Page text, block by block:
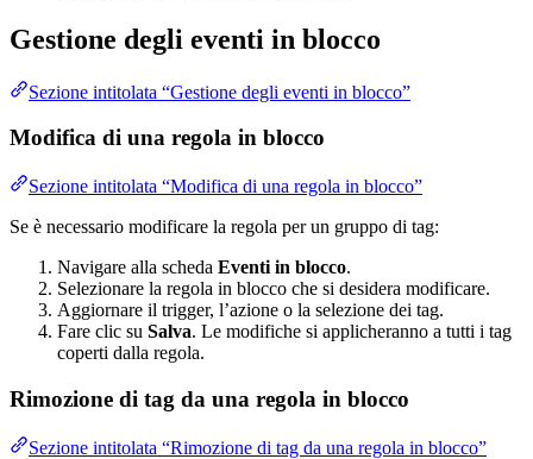
Gestione degli eventi in blocco
Sezione intitolata “Gestione degli eventi in blocco”
Modifica di una regola in blocco
Sezione intitolata “Modifica di una regola in blocco”
Se è necessario modificare la regola per un gruppo di tag:
Navigare alla scheda Eventi in blocco.
Selezionare la regola in blocco che si desidera modificare.
Aggiornare il trigger, l’azione o la selezione dei tag.
Fare clic su Salva. Le modifiche si applicheranno a tutti i tag
coperti dalla regola.
Rimozione di tag da una regola in blocco
Sezione intitolata “Rimozione di tag da una regola in blocco”